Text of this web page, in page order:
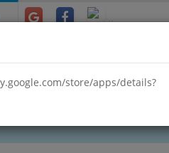
store/apps/details?